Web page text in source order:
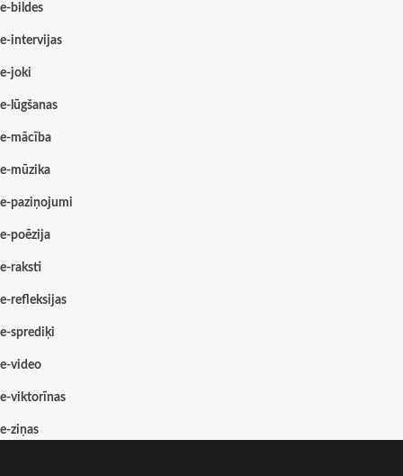
e-bildes
e-intervijas
e-joki
e-lūgšanas
e-mācība
e-mūzika
e-paziņojumi
e-poēzija
e-raksti
e-refleksijas
e-sprediķi
e-video
e-viktorīnas
e-ziņas